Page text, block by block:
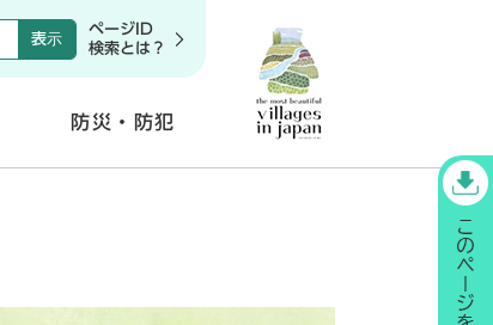
ページID
検索とは？
防災・防犯